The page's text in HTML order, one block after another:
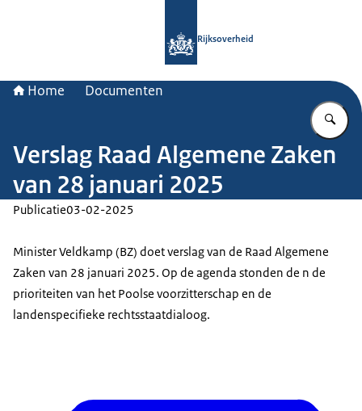
Rijksoverheid
Home Documenten
Verslag Raad Algemene Zaken
van 28 januari 2025
Publicatie03-02-2025
Minister Veldkamp (BZ) doet verslag van de Raad Algemene
Zaken van 28 januari 2025. Op de agenda stonden de n de
prioriteiten van het Poolse voorzitterschap en de
landenspecifieke rechtsstaatdialoog.